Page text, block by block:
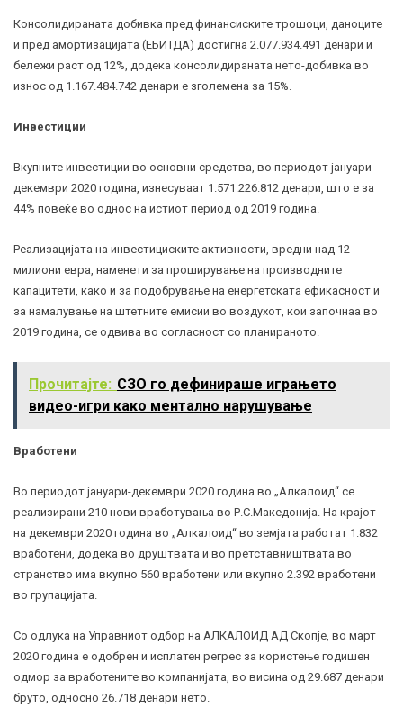
Консолидираната добивка пред финансиските трошоци, даноците
и пред амортизацијата (ЕБИТДА) достигна 2.077.934.491 денари и
бележи раст од 12%, додека консолидираната нето-добивка во
износ од 1.167.484.742 денари е зголемена за 15%.
Инвестиции
Вкупните инвестиции во основни средства, во периодот јануари-
декември 2020 година, изнесуваат 1.571.226.812 денари, што е за
44% повеќе во однос на истиот период од 2019 година.
Реализацијата на инвестициските активности, вредни над 12
милиони евра, наменети за проширување на производните
капацитети, како и за подобрување на енергетската ефикасност и
за намалување на штетните емисии во воздухот, кои започнаа во
2019 година, се одвива во согласност со планираното.
Прочитајте: СЗО го дефинираше играњето
видео-игри како ментално нарушување
Вработени
Во периодот јануари-декември 2020 година во „Алкалоид“ се
реализирани 210 нови вработувања во Р.С.Македонија. На крајот
на декември 2020 година во „Алкалоид“ во земјата работат 1.832
вработени, додека во друштвата и во претставништвата во
странство има вкупно 560 вработени или вкупно 2.392 вработени
во групацијата.
Со одлука на Управниот одбор на АЛКАЛОИД АД Скопје, во март
2020 година е одобрен и исплатен регрес за користење годишен
одмор за вработените во компанијата, во висина од 29.687 денари
бруто, односно 26.718 денари нето.